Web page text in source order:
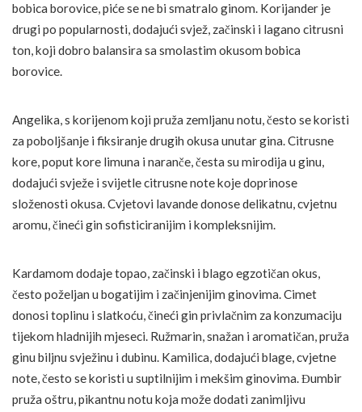
bobica borovice, piće se ne bi smatralo ginom. Korijander je
drugi po popularnosti, dodajući svjež, začinski i lagano citrusni
ton, koji dobro balansira sa smolastim okusom bobica
borovice.
Angelika, s korijenom koji pruža zemljanu notu, često se koristi
za poboljšanje i fiksiranje drugih okusa unutar gina. Citrusne
kore, poput kore limuna i naranče, česta su mirodija u ginu,
dodajući svježe i svijetle citrusne note koje doprinose
složenosti okusa. Cvjetovi lavande donose delikatnu, cvjetnu
aromu, čineći gin sofisticiranijim i kompleksnijim.
Kardamom dodaje topao, začinski i blago egzotičan okus,
često poželjan u bogatijim i začinjenijim ginovima. Cimet
donosi toplinu i slatkoću, čineći gin privlačnim za konzumaciju
tijekom hladnijih mjeseci. Ružmarin, snažan i aromatičan, pruža
ginu biljnu svježinu i dubinu. Kamilica, dodajući blage, cvjetne
note, često se koristi u suptilnijim i mekšim ginovima. Đumbir
pruža oštru, pikantnu notu koja može dodati zanimljivu